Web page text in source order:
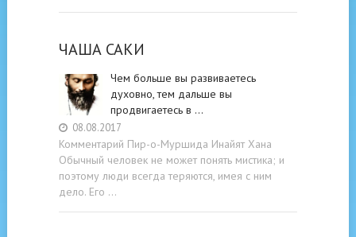
ЧАША САКИ
Чем больше вы развиваетесь
духовно, тем дальше вы
продвигаетесь в …
08.08.2017
Комментарий Пир-о-Муршида Инайят Хана
Обычный человек не может понять мистика; и
поэтому люди всегда теряются, имея с ним
дело. Его …